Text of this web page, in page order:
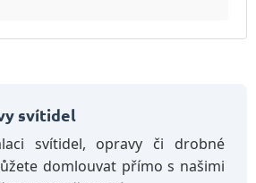
svítidel
svítidel, opravy či drobné
domlouvat přímo s našimi